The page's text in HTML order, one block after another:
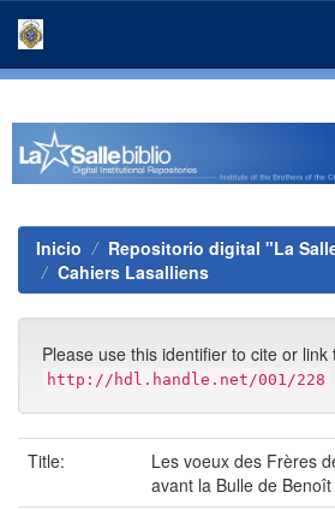
Inicio Repositorio digital "La
Cahiers Lasalliens
Please use this identifier to cite or link
http://hdl.handle.net/001/228
Title:
Les voeux des Frères
avant la Bulle de Benoît